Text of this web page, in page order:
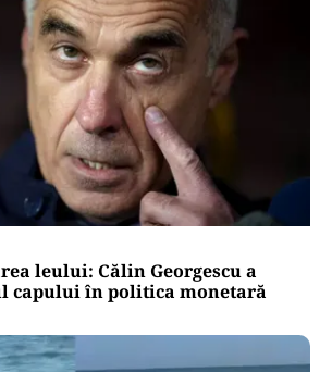
leului: Călin Georgescu a
capului în politica monetară